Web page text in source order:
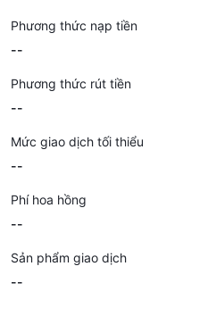
Phương thức nạp tiền
--
Phương thức rút tiền
--
Mức giao dịch tối thiểu
--
Phí hoa hồng
--
Sản phẩm giao dịch
--